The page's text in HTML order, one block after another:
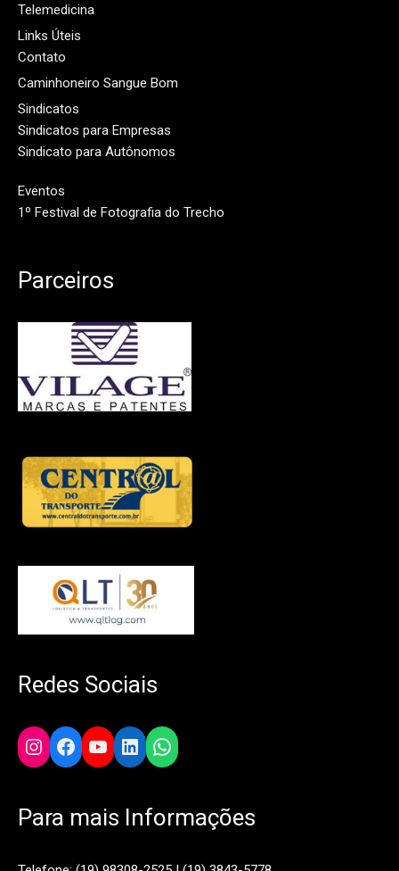
Telemedicina
Links Úteis
Contato
Caminhoneiro Sangue Bom
Sindicatos
Sindicatos para Empresas
Sindicato para Autônomos
Eventos
1º Festival de Fotografia do Trecho
Parceiros
Redes Sociais
Instagram
Facebook
YouTube
LinkedIn
WhatsApp
Para mais Informações